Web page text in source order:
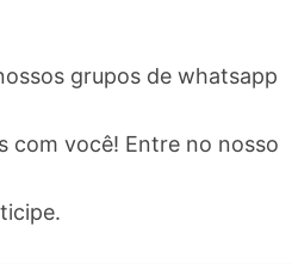
grupos de whatsapp
com você! Entre no nosso